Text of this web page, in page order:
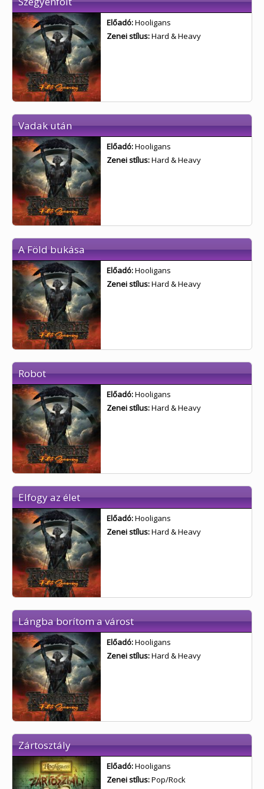
Előadó:Hooligans
Zenei stílus:Hard & Heavy
Vadak után
Előadó:Hooligans
Zenei stílus:Hard & Heavy
A Föld bukása
Előadó:Hooligans
Zenei stílus:Hard & Heavy
Robot
Előadó:Hooligans
Zenei stílus:Hard & Heavy
Elfogy az élet
Előadó:Hooligans
Zenei stílus:Hard & Heavy
Lángba borítom a várost
Előadó:Hooligans
Zenei stílus:Hard & Heavy
Zártosztály
Előadó:Hooligans
Zenei stílus:Pop/Rock